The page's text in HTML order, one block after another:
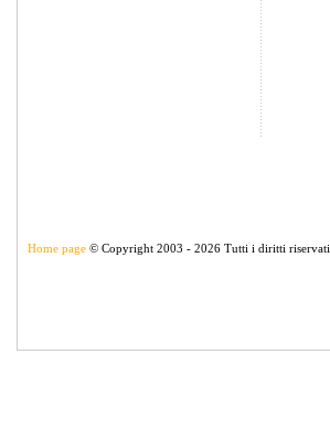
Home page © Copyright 2003 - 2026 Tutti i diritti riservati.